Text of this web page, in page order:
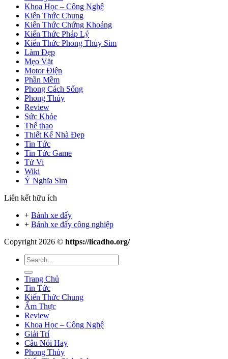
Khoa Học – Công Nghệ
Kiến Thức Chung
Kiến Thức Chứng Khoáng
Kiến Thức Pháp Lý
Kiến Thức Phong Thủy Sim
Làm Đẹp
Mẹo Vặt
Motor Điện
Phần Mềm
Phong Cách Sống
Phong Thủy
Review
Sức Khỏe
Thể thao
Thiết Kế Nhà Đẹp
Tin Tức
Tin Tức Game
Tử Vi
Wiki
Ý Nghĩa Sim
Liên kết hữu ích
+ Bánh xe đẩy
+ Bánh xe đẩy công nghiệp
Copyright 2026 © https://licadho.org/
Trang Chủ
Tin Tức
Kiến Thức Chung
Ẩm Thực
Review
Khoa Học – Công Nghệ
Giải Trí
Câu Nói Hay
Phong Thủy